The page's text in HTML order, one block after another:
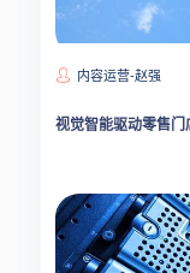
内容运营-赵强